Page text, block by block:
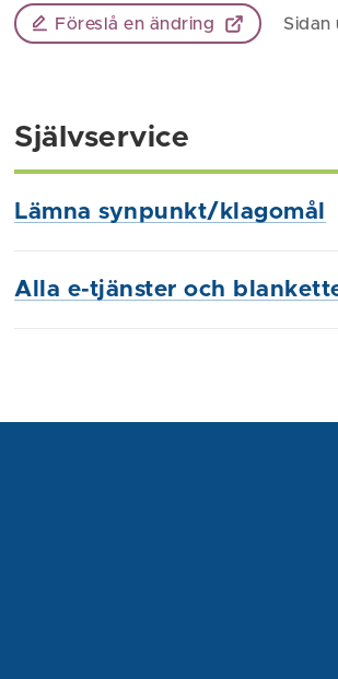
Föreslå en ändring
Självservice
Lämna synpunkt/klagomål
Alla e-tjänster och